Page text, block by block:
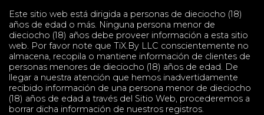
Este sitio web está dirigida a personas de dieciocho (18)
años de edad o más. Ninguna persona menor de
dieciocho (18) años debe proveer información a esta sitio
web. Por favor note que TiX.By LLC conscientemente no
almacena, recopila o mantiene información de clientes de
personas menores de dieciocho (18) años de edad. De
llegar a nuestra atención que hemos inadvertidamente
recibido información de una persona menor de dieciocho
(18) años de edad a través del Sitio Web, procederemos a
borrar dicha información de nuestros registros.